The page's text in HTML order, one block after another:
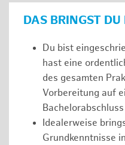
DAS BRINGST
Du bist
hast eine
des gesamten
Vorbereitung auf
Idealerweise
Grundkenntnisse